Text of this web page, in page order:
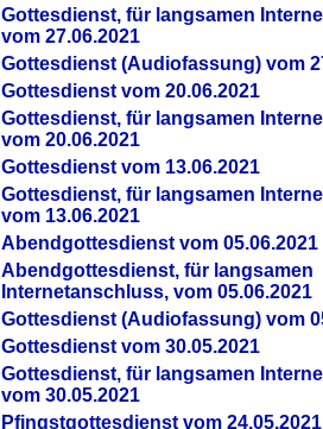
Gottesdienst, für langsamen
vom 27.06.2021
Gottesdienst (Audiofassung) vom
Gottesdienst vom 20.06.2021
Gottesdienst, für langsamen
vom 20.06.2021
Gottesdienst vom 13.06.2021
Gottesdienst, für langsamen
vom 13.06.2021
Abendgottesdienst vom 05.06.2021
Abendgottesdienst, für langsamen
Internetanschluss, vom 05.06.2021
Gottesdienst (Audiofassung) vom
Gottesdienst vom 30.05.2021
Gottesdienst, für langsamen
vom 30.05.2021
Pfingstgottesdienst vom 24.05.2021